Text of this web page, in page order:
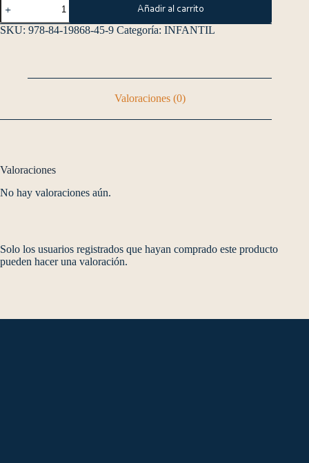
Añadir al carrito
SKU: 978-84-19868-45-9 Categoría: INFANTIL
Valoraciones (0)
Valoraciones
No hay valoraciones aún.
Solo los usuarios registrados que hayan comprado este producto
pueden hacer una valoración.